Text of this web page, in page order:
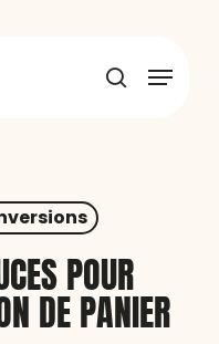
recherche
Menu
POUR
DE PANIER